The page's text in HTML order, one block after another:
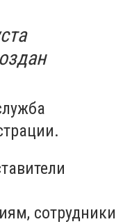
сотрудники